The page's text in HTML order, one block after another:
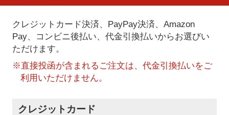
クレジットカード決済、PayPay決済、Amazon
Pay、コンビニ後払い、代金引換払いからお選びい
ただけます。
※直接投函が含まれるご注文は、代金引換払いをご
利用いただけません。
クレジットカード